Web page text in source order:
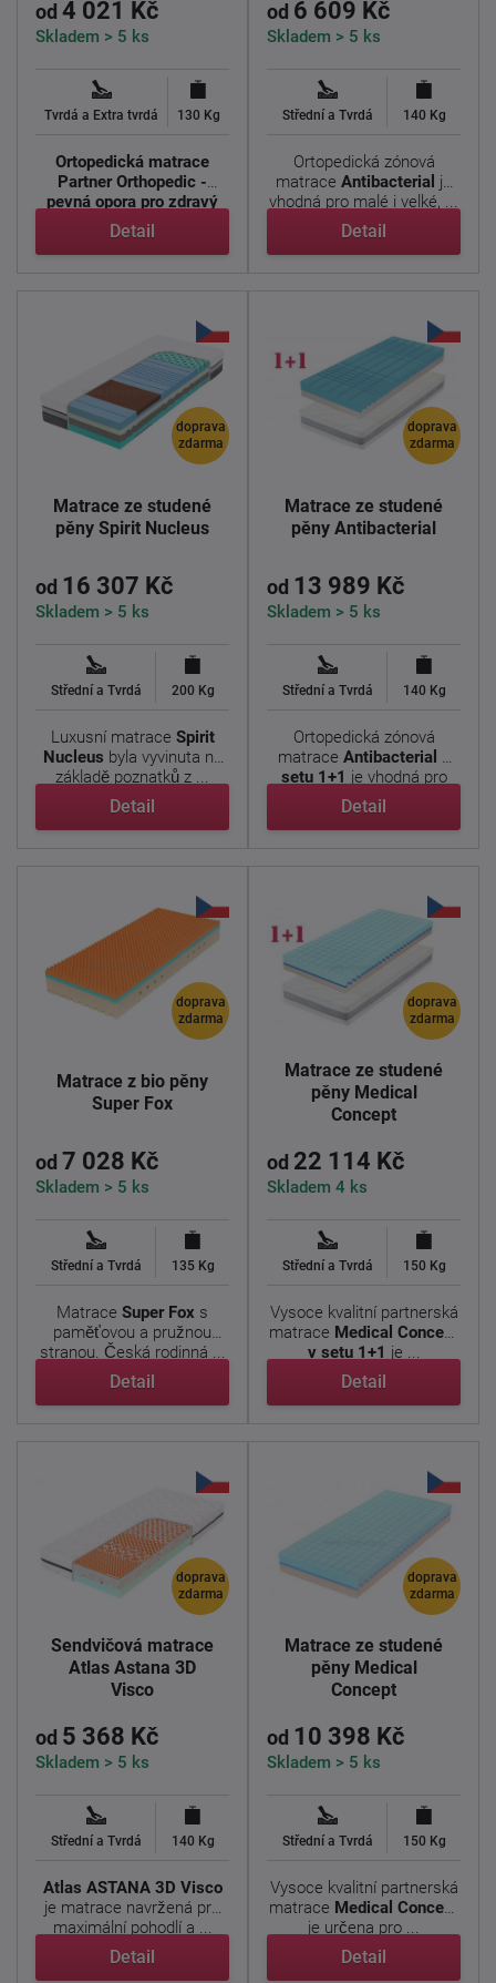
od 4 021 Kč
Skladem > 5 ks
Tvrdá a Extra tvrdá 130 Kg
Ortopedická matrace
Partner Orthopedic -
pevná opora pro zdravý
spánek ...
Detail
od 6 609 Kč
Skladem > 5 ks
Střední a Tvrdá 140 Kg
Ortopedická zónová
matrace Antibacterial je
vhodná pro malé i velké, ...
Detail
doprava
zdarma
Matrace ze studené
pěny Spirit Nucleus
od 16 307 Kč
Skladem > 5 ks
Střední a Tvrdá 200 Kg
Luxusní matrace Spirit
Nucleus byla vyvinuta na
základě poznatků z ...
Detail
doprava
zdarma
Matrace ze studené
pěny Antibacterial
od 13 989 Kč
Skladem > 5 ks
Střední a Tvrdá 140 Kg
Ortopedická zónová
matrace Antibacterial v
setu 1+1 je vhodná pro
malé ...
Detail
doprava
zdarma
Matrace z bio pěny
Super Fox
od 7 028 Kč
Skladem > 5 ks
Střední a Tvrdá 135 Kg
Matrace Super Fox s
paměťovou a pružnou
stranou. Česká rodinná ...
Detail
doprava
zdarma
Matrace ze studené
pěny Medical
Concept
od 22 114 Kč
Skladem 4 ks
Střední a Tvrdá 150 Kg
Vysoce kvalitní partnerská
matrace Medical Concept
v setu 1+1 je ...
Detail
doprava
zdarma
Sendvičová matrace
Atlas Astana 3D
Visco
od 5 368 Kč
Skladem > 5 ks
Střední a Tvrdá 140 Kg
Atlas ASTANA 3D Visco
je matrace navržená pro
maximální pohodlí a ...
Detail
doprava
zdarma
Matrace ze studené
pěny Medical
Concept
od 10 398 Kč
Skladem > 5 ks
Střední a Tvrdá 150 Kg
Vysoce kvalitní partnerská
matrace Medical Concept
je určena pro ...
Detail